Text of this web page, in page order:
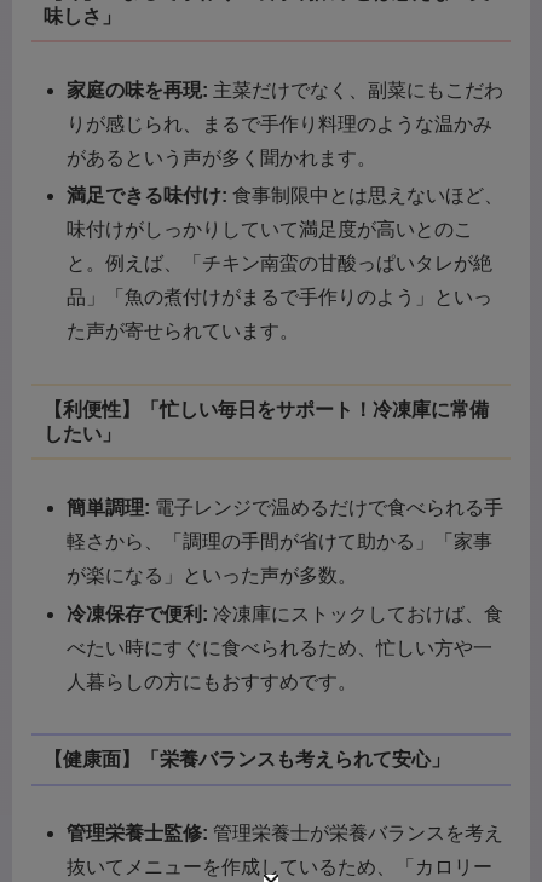
味しさ」
家庭の味を再現: 主菜だけでなく、副菜にもこだわ
りが感じられ、まるで手作り料理のような温かみ
があるという声が多く聞かれます。
満足できる味付け: 食事制限中とは思えないほど、
味付けがしっかりしていて満足度が高いとのこ
と。例えば、「チキン南蛮の甘酸っぱいタレが絶
品」「魚の煮付けがまるで手作りのよう」といっ
た声が寄せられています。
【利便性】「忙しい毎日をサポート！冷凍庫に常備
したい」
簡単調理: 電子レンジで温めるだけで食べられる手
軽さから、「調理の手間が省けて助かる」「家事
が楽になる」といった声が多数。
冷凍保存で便利: 冷凍庫にストックしておけば、食
べたい時にすぐに食べられるため、忙しい方や一
人暮らしの方にもおすすめです。
【健康面】「栄養バランスも考えられて安心」
管理栄養士監修: 管理栄養士が栄養バランスを考え
抜いてメニューを作成しているため、「カロリー